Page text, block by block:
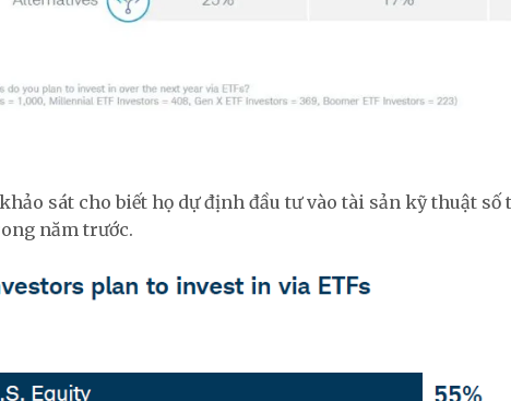
sát cho biết họ dự định đầu tư vào tài sản kỹ thuật số
năm trước.